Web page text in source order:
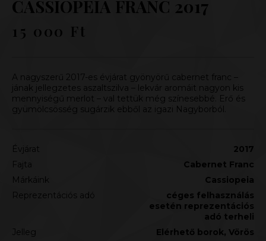
CASSIOPEIA FRANC 2017
15 000 Ft
A nagyszerű 2017-es évjárat gyönyörű cabernet franc –
jának jellegzetes aszaltszilva – lekvár aromáit nagyon kis
mennyiségű merlot – val tettük még színesebbé. Erő és
gyümölcsösség sugárzik ebből az igazi Nagyborból.
Évjárat
2017
Fajta
Cabernet Franc
Márkáink
Cassiopeia
Reprezentációs adó
céges felhasználás
esetén reprezentációs
adó terheli
Jelleg
Elérhető borok, Vörös